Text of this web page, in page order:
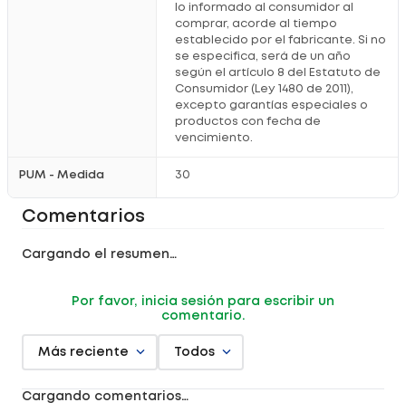
lo informado al consumidor al
comprar, acorde al tiempo
establecido por el fabricante. Si no
se especifica, será de un año
según el artículo 8 del Estatuto de
Consumidor (Ley 1480 de 2011),
excepto garantías especiales o
productos con fecha de
vencimiento.
PUM - Medida 30
Comentarios
Cargando el resumen…
Por favor, inicia sesión para escribir un
comentario.
Más reciente Todos
Cargando comentarios…